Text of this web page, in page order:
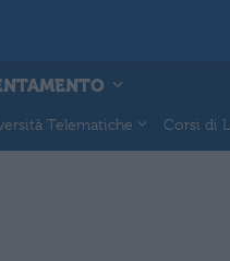
Telematiche Corsi di